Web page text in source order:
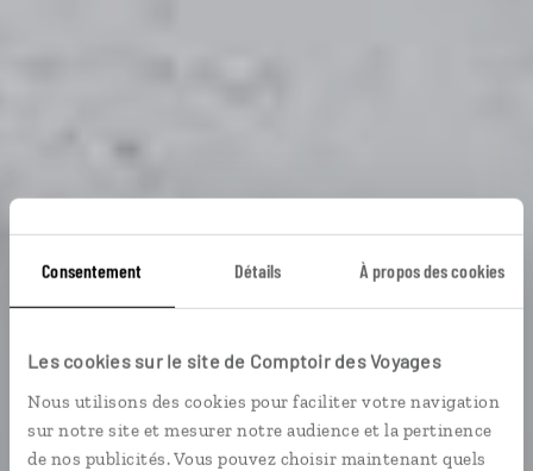
Consentement Détails À propos des cookies
Les cookies sur le site de Comptoir des Voyages
Nous utilisons des cookies pour faciliter votre navigation
sur notre site et mesurer notre audience et la pertinence
de nos publicités. Vous pouvez choisir maintenant quels
Un hiver en Iran
Circuit hivernal en Iran entre mosquées, palais et
pistes de ski.